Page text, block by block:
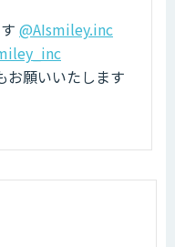
@AIsmiley.inc
お願いいたします